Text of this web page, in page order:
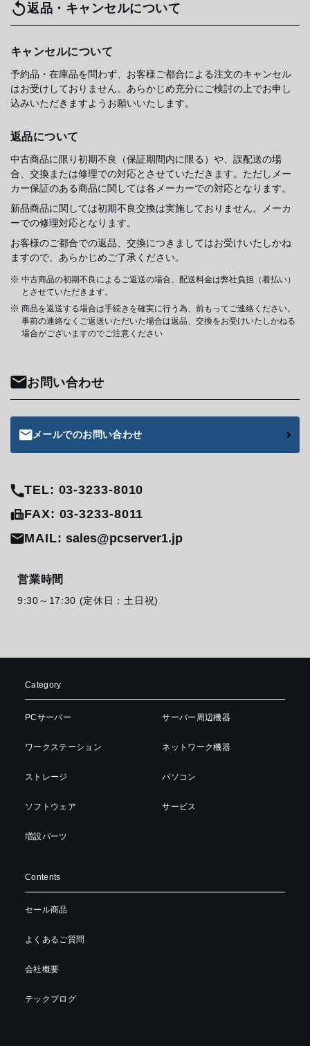
返品・キャンセルについて
キャンセルについて
予約品・在庫品を問わず、お客様ご都合による注文のキャンセル
はお受けしておりません。あらかじめ充分にご検討の上でお申し
込みいただきますようお願いいたします。
返品について
中古商品に限り初期不良（保証期間内に限る）や、誤配送の場
合、交換または修理での対応とさせていただきます。ただしメー
カー保証のある商品に関しては各メーカーでの対応となります。
新品商品に関しては初期不良交換は実施しておりません。メーカ
ーでの修理対応となります。
お客様のご都合での返品、交換につきましてはお受けいたしかね
ますので、あらかじめご了承ください。
中古商品の初期不良によるご返送の場合、配送料金は弊社負担（着払い）
とさせていただきます。
商品を返送する場合は手続きを確実に行う為、前もってご連絡ください。
事前の連絡なくご返送いただいた場合は返品、交換をお受けいたしかねる
場合がございますのでご注意ください
お問い合わせ
メールでのお問い合わせ
TEL: 03-3233-8010
FAX: 03-3233-8011
MAIL:sales@pcserver1.jp
営業時間
9:30～17:30 (定休日：土日祝)
Category
PCサーバー
ワークステーション
ストレージ
ソフトウェア
増設パーツ
サーバー周辺機器
ネットワーク機器
パソコン
サービス
Contents
セール商品
よくあるご質問
会社概要
テックブログ